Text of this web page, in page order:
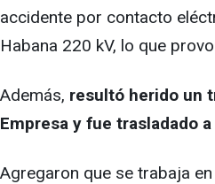
accidente por contacto
Habana 220 kV, lo que
Además, resultó herido un
Empresa y fue trasladado
Agregaron que se trabaja